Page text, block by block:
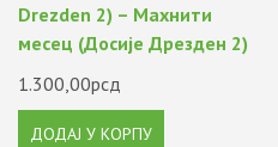
Drezden 2) – Махнити
месец (Досије Дрезден 2)
1.300,00рсд
ДОДАЈ У КОРПУ